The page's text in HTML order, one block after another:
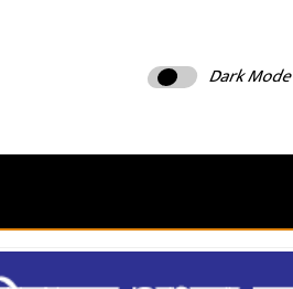
Dark Mode